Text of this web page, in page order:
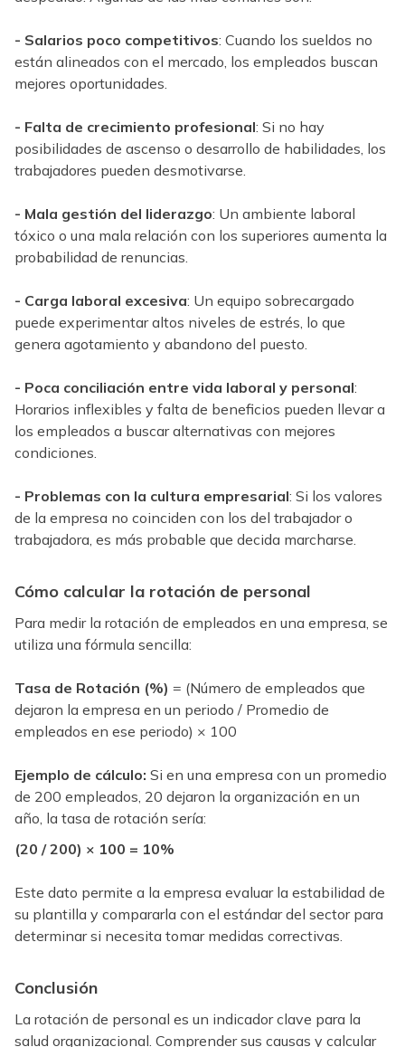
- Salarios poco competitivos: Cuando los sueldos no
están alineados con el mercado, los empleados buscan
mejores oportunidades.
- Falta de crecimiento profesional: Si no hay
posibilidades de ascenso o desarrollo de habilidades, los
trabajadores pueden desmotivarse.
- Mala gestión del liderazgo: Un ambiente laboral
tóxico o una mala relación con los superiores aumenta la
probabilidad de renuncias.
- Carga laboral excesiva: Un equipo sobrecargado
puede experimentar altos niveles de estrés, lo que
genera agotamiento y abandono del puesto.
- Poca conciliación entre vida laboral y personal:
Horarios inflexibles y falta de beneficios pueden llevar a
los empleados a buscar alternativas con mejores
condiciones.
- Problemas con la cultura empresarial: Si los valores
de la empresa no coinciden con los del trabajador o
trabajadora, es más probable que decida marcharse.
Cómo calcular la rotación de personal
Para medir la rotación de empleados en una empresa, se
utiliza una fórmula sencilla:
Tasa de Rotación (%) = (Número de empleados que
dejaron la empresa en un periodo / Promedio de
empleados en ese periodo) × 100
Ejemplo de cálculo: Si en una empresa con un promedio
de 200 empleados, 20 dejaron la organización en un
año, la tasa de rotación sería:
(20 / 200) × 100 = 10%
Este dato permite a la empresa evaluar la estabilidad de
su plantilla y compararla con el estándar del sector para
determinar si necesita tomar medidas correctivas.
Conclusión
La rotación de personal es un indicador clave para la
salud organizacional. Comprender sus causas y calcular